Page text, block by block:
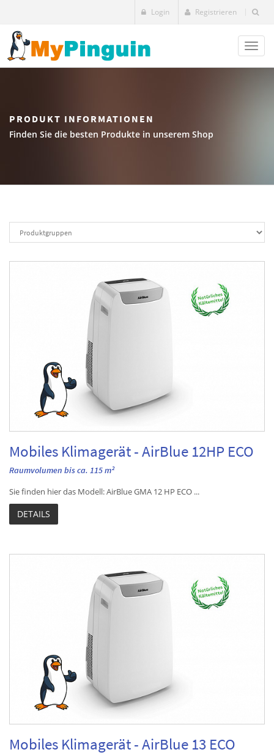
Login Registrieren
PRODUKT INFORMATIONEN
Finden Sie die besten Produkte in unserem Shop
Mobiles Klimagerät - AirBlue 12HP ECO
Raumvolumen bis ca. 115 m²
Sie finden hier das Modell: AirBlue GMA 12 HP ECO ...
DETAILS
Mobiles Klimagerät - AirBlue 13 ECO